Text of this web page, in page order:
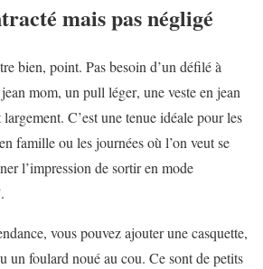
mais pas négligé
bien, point. Pas besoin d’un défilé à
mom, un pull léger, une veste en jean
C’est une tenue idéale pour les
famille ou les journées où l’on veut se
l’impression de sortir en mode
vous pouvez ajouter une casquette,
un foulard noué au cou. Ce sont de petits